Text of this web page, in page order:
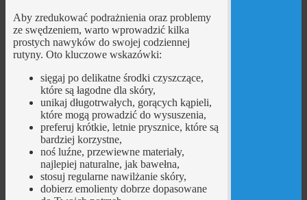
Aby zredukować podrażnienia oraz problemy
ze swędzeniem, warto wprowadzić kilka
prostych nawyków do swojej codziennej
rutyny. Oto kluczowe wskazówki:
sięgaj po delikatne środki czyszczące,
które są łagodne dla skóry,
unikaj długotrwałych, gorących kąpieli,
które mogą prowadzić do wysuszenia,
preferuj krótkie, letnie prysznice, które są
bardziej korzystne,
noś luźne, przewiewne materiały,
najlepiej naturalne, jak bawełna,
stosuj regularne nawilżanie skóry,
dobierz emolienty dobrze dopasowane